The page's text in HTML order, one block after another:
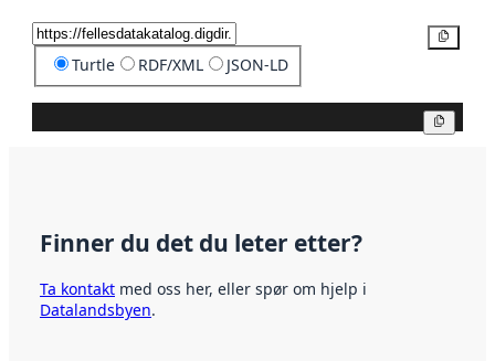
Turtle RDF/XML JSON-LD
Finner du det du leter etter?
Ta kontakt med oss her, eller spør om hjelp i
Datalandsbyen.